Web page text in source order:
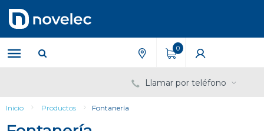
contenido
menú
de
navegación
0
Llamar por teléfono
Inicio Productos Fontanería